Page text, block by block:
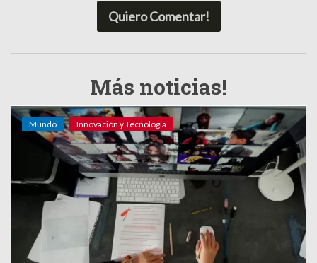
Quiero Comentar!
Más noticias!
Mundo Innovación y Tecnología